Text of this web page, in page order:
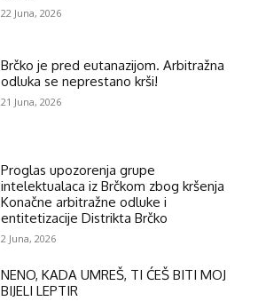
22 Juna, 2026
Brčko je pred eutanazijom. Arbitražna
odluka se neprestano krši!
21 Juna, 2026
Proglas upozorenja grupe
intelektualaca iz Brčkom zbog kršenja
Konačne arbitražne odluke i
entitetizacije Distrikta Brčko
2 Juna, 2026
NENO, KADA UMREŠ, TI ĆEŠ BITI MOJ
BIJELI LEPTIR